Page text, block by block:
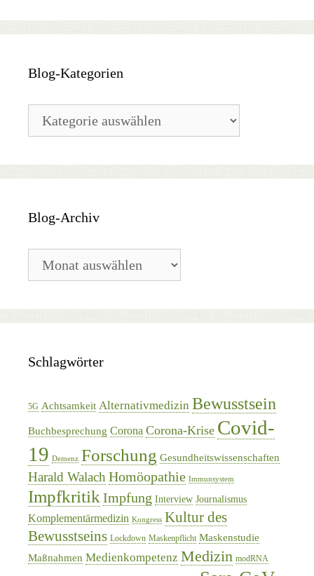
Blog-Kategorien
Kategorien
Blog-Archiv
Archiv
Schlagwörter
5G Achtsamkeit Alternativmedizin Bewusstsein
Buchbesprechung Corona Corona-Krise Covid-
19 Demenz Forschung Gesundheitswissenschaften
Harald Walach Homöopathie Immunsystem
Impfkritik Impfung Interview Journalismus
Komplementärmedizin Kongress Kultur des
Bewusstseins Lockdown Maskenpflicht Maskenstudie
Maßnahmen Medienkompetenz Medizin modRNA